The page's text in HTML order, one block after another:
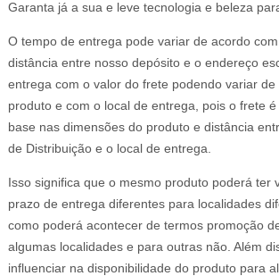
Garanta já a sua e leve tecnologia e beleza
O tempo de entrega pode variar de acordo
distância entre nosso depósito e o endereço
entrega com o valor do frete podendo variar
produto e com o local de entrega, pois o frete
base nas dimensões do produto e distância
de Distribuição e o local de entrega.
Isso significa que o mesmo produto poderá ter
prazo de entrega diferentes para localidades
como poderá acontecer de termos promoção
algumas localidades e para outras não. Além
influenciar na disponibilidade do produto para